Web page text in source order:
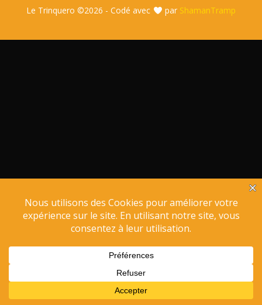
Le Trinquero ©2026 - Codé avec par ShamanTramp